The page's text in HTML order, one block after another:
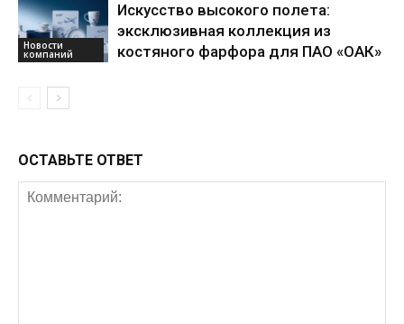
Новости
компаний
Искусство высокого полета:
эксклюзивная коллекция из
костяного фарфора для ПАО «ОАК»
ОСТАВЬТЕ ОТВЕТ